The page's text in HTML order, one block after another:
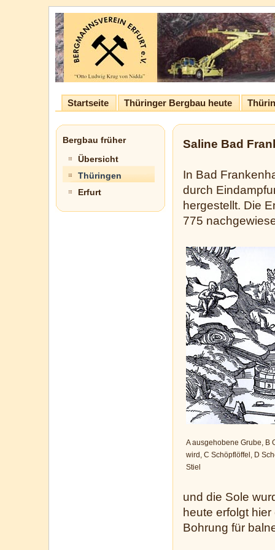
Startseite Thüringer Bergbau heute
Bergbau früher
Übersicht
Thüringen
Erfurt
Saline Bad
In Bad
durch
hergestellt. Die
775
A ausgehobene Grube, B
wird, C Schöpflöffel, D
Stiel
und die Sole
heute erfolgt
Bohrung für